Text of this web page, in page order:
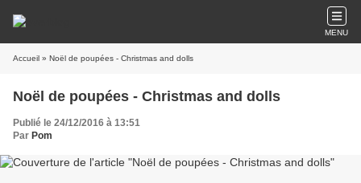
MENU
Accueil » Noël de poupées - Christmas and dolls
Noël de poupées - Christmas and dolls
Publié le 24/12/2016 à 13:51
Par Pom